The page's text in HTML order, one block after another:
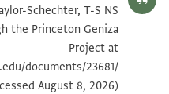
T-S NS 149.174 1v
תנאי היתר שימוש בתצלום
Schechter, T-S NS
the Princeton Geniza
Project at
documents/23681/
August 8, 2026).